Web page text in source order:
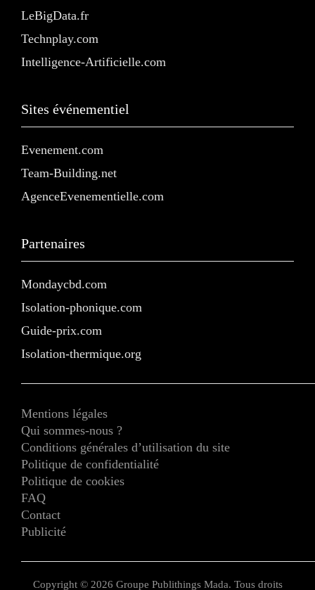
LeBigData.fr
Technplay.com
Intelligence-Artificielle.com
Sites événementiel
Evenement.com
Team-Building.net
AgenceEvenementielle.com
Partenaires
Mondaycbd.com
Isolation-phonique.com
Guide-prix.com
Isolation-thermique.org
Mentions légales
Qui sommes-nous ?
Conditions générales d’utilisation du site
Politique de confidentialité
Politique de cookies
FAQ
Contact
Publicité
Copyright © 2026 Groupe Publithings Mada. Tous droits